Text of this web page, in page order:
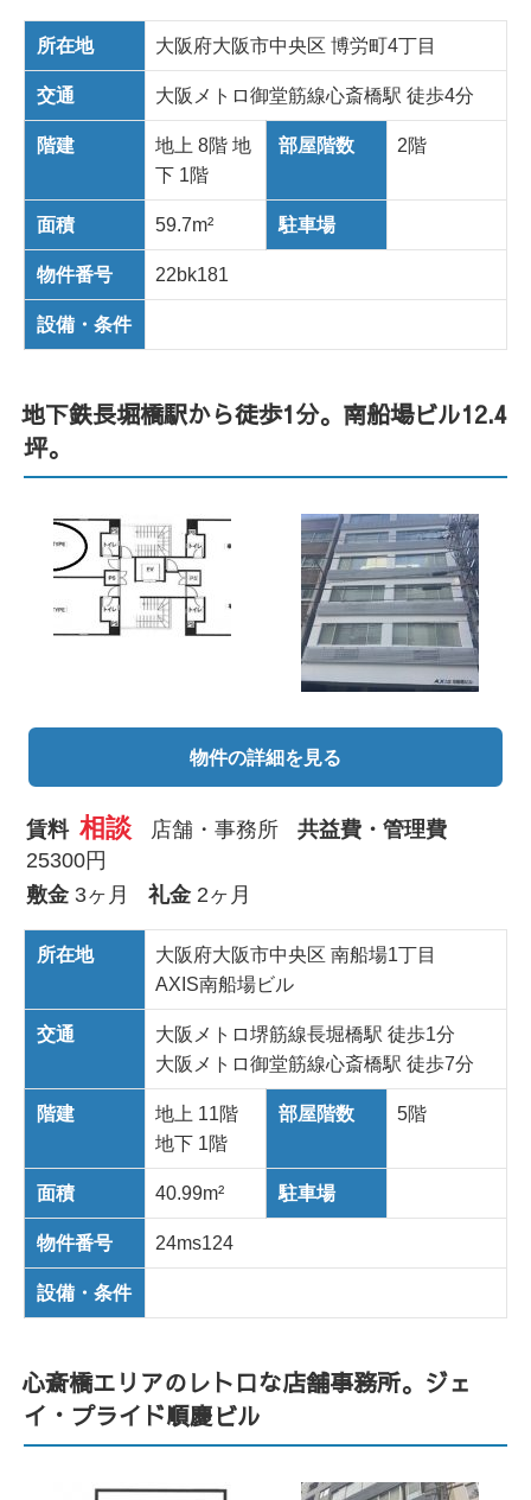
所在地 大阪府大阪市中央区 博労町4丁目
交通 大阪メトロ御堂筋線心斎橋駅 徒歩4分
階建
地上 8階 地
下 1階
部屋階数 2階
面積 59.7m² 駐車場
物件番号 22bk181
設備・条件
地下鉄長堀橋駅から徒歩1分。南船場ビル12.4
坪。
物件の詳細を見る
賃料 相談 店舗・事務所
共益費・管理費
25300円
敷金 3ヶ月 礼金 2ヶ月
所在地
大阪府大阪市中央区 南船場1丁目
AXIS南船場ビル
交通
大阪メトロ堺筋線長堀橋駅 徒歩1分
大阪メトロ御堂筋線心斎橋駅 徒歩7分
階建
地上 11階
地下 1階
部屋階数 5階
面積 40.99m² 駐車場
物件番号 24ms124
設備・条件
心斎橋エリアのレトロな店舗事務所。ジェ
イ・プライド順慶ビル